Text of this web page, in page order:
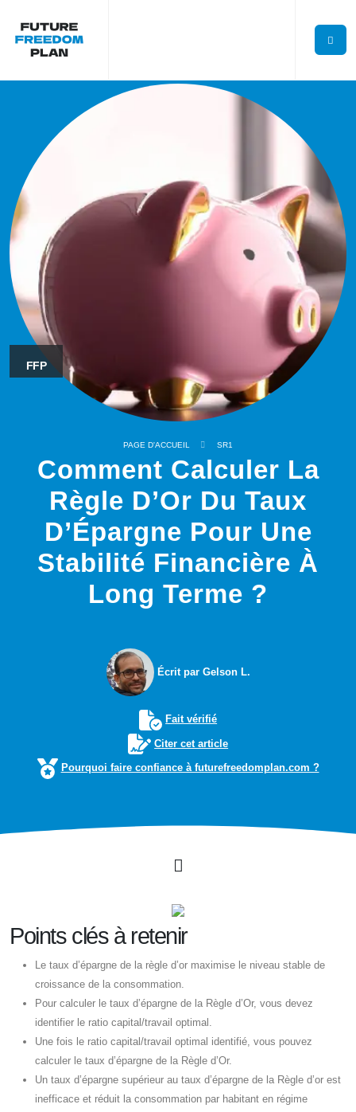
FFP
PAGE D'ACCUEIL SR1
Comment Calculer La
Règle D’Or Du Taux
D’Épargne Pour Une
Stabilité Financière À
Long Terme ?
Écrit par Gelson L.
Fait vérifié
Citer cet article
Pourquoi faire confiance à futurefreedomplan.com ?
Points clés à retenir
Le taux d’épargne de la règle d’or maximise le niveau stable de
croissance de la consommation.
Pour calculer le taux d’épargne de la Règle d’Or, vous devez
identifier le ratio capital/travail optimal.
Une fois le ratio capital/travail optimal identifié, vous pouvez
calculer le taux d’épargne de la Règle d’Or.
Un taux d’épargne supérieur au taux d’épargne de la Règle d’or est
inefficace et réduit la consommation par habitant en régime